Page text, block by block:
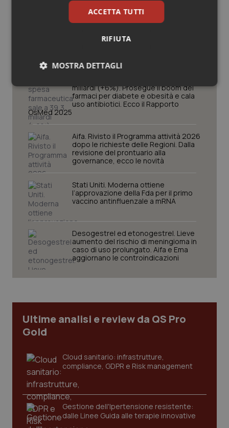
miliardi (+6%). Prosegue il boom dei
farmaci per diabete e obesità e cala
uso antibiotici. Ecco il Rapporto
OsMed 2025
Aifa. Rivisto il Programma attività 2026
dopo le richieste delle Regioni. Dalla
revisione del prontuario alla
governance, ecco le novità
Stati Uniti. Moderna ottiene
l’approvazione della Fda per il primo
vaccino antinfluenzale a mRNA
Desogestrel ed etonogestrel. Lieve
aumento del rischio di meningioma in
caso di uso prolungato. Aifa e Ema
aggiornano le controindicazioni
Ultime analisi e review da QS Pro
Gold
Cloud sanitario: infrastrutture,
compliance, GDPR e Risk management
Gestione dell'Ipertensione resistente:
dalle Linee Guida alle terapie innovative
ACCETTA TUTTI
RIFIUTA
MOSTRA DETTAGLI
Necessari Statistici Marketing
Necessari Statistici Marketing
sito web abilitandone funzionalità di base quali la
navigazione sulle pagine e l'accesso alle aree
protette del sito. Il sito web non è in grado di
funzionare correttamente senza questi cookie.
VISITOR_PRIVACY_METADATA
YouTube
.youtube.com
CookieScriptConsent
CookieScript
www.quotidianosanita.it